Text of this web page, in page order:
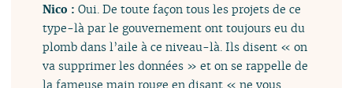
Nico :Oui. De toute façon tous les projets de ce
type-là par le gouvernement ont toujours eu du
plomb dans l’aile à ce niveau-là. Ils disent « on
va supprimer les données » et on se rappelle de
la fameuse main rouge en disant « ne vous